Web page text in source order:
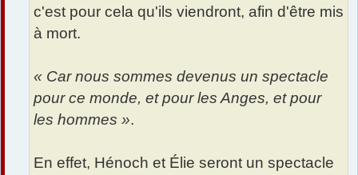
c'est pour cela qu'ils viendront, afin d'être mis
à mort.
« Car nous sommes devenus un spectacle
pour ce monde, et pour les Anges, et pour
les hommes ».
En effet, Hénoch et Élie seront un spectacle